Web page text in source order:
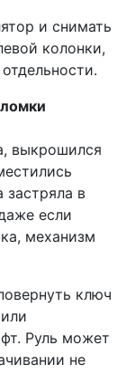
и снимать
колонки,
выкрошился
застряла в
если
механизм
ключ
Руль может
не